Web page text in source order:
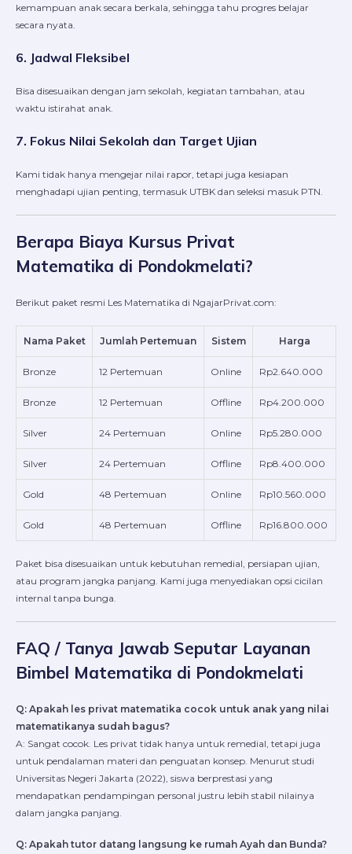
kemampuan anak secara berkala, sehingga tahu progres belajar
secara nyata.
6. Jadwal Fleksibel
Bisa disesuaikan dengan jam sekolah, kegiatan tambahan, atau
waktu istirahat anak.
7. Fokus Nilai Sekolah dan Target Ujian
Kami tidak hanya mengejar nilai rapor, tetapi juga kesiapan
menghadapi ujian penting, termasuk UTBK dan seleksi masuk PTN.
Berapa Biaya Kursus Privat
Matematika di Pondokmelati?
Berikut paket resmi Les Matematika di NgajarPrivat.com:
Nama Paket Jumlah Pertemuan Sistem Harga
Bronze 12 Pertemuan Online Rp2.640.000
Bronze 12 Pertemuan Offline Rp4.200.000
Silver 24 Pertemuan Online Rp5.280.000
Silver 24 Pertemuan Offline Rp8.400.000
Gold 48 Pertemuan Online Rp10.560.000
Gold 48 Pertemuan Offline Rp16.800.000
Paket bisa disesuaikan untuk kebutuhan remedial, persiapan ujian,
atau program jangka panjang. Kami juga menyediakan opsi cicilan
internal tanpa bunga.
FAQ / Tanya Jawab Seputar Layanan
Bimbel Matematika di Pondokmelati
Q: Apakah les privat matematika cocok untuk anak yang nilai
matematikanya sudah bagus?
A: Sangat cocok. Les privat tidak hanya untuk remedial, tetapi juga
untuk pendalaman materi dan penguatan konsep. Menurut studi
Universitas Negeri Jakarta (2022), siswa berprestasi yang
mendapatkan pendampingan personal justru lebih stabil nilainya
dalam jangka panjang.
Q: Apakah tutor datang langsung ke rumah Ayah dan Bunda?